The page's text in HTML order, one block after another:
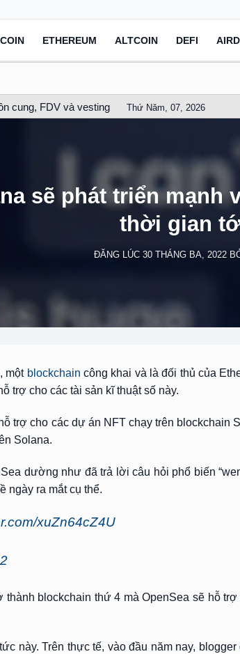
ETHEREUM ALTCOIN DEFI
cung, FDV và vesting Thứ Năm, 07, 2026
sẽ phát triển
thời gian
ĐĂNG LÚC 30 THÁNG BA, 2022
một blockchain công khai và là đối thủ của
trợ cho các tài sản kĩ thuật số này.
trợ cho các dự án NFT chạy trên blockchain
Solana.
dường như đã trả lời câu hỏi phổ biến
ngày ra mắt cụ thể.
xuZn64cZ4U
thành blockchain thứ 4 mà OpenSea sẽ hỗ
này. Trên thực tế, vào đầu năm nay,